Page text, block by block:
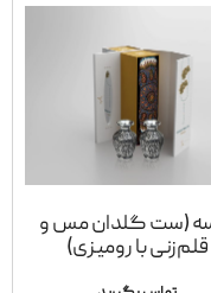
(ست گلدان مس و
قلم‌زنی با رومیزی)